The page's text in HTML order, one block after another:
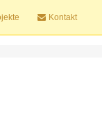
Kontakt